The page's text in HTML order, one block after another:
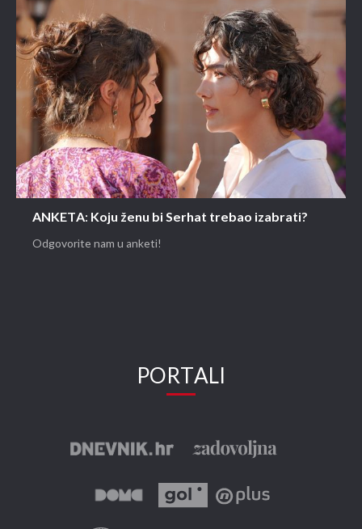
ANKETA: Koju ženu bi Serhat trebao izabrati?
Odgovorite nam u anketi!
PORTALI